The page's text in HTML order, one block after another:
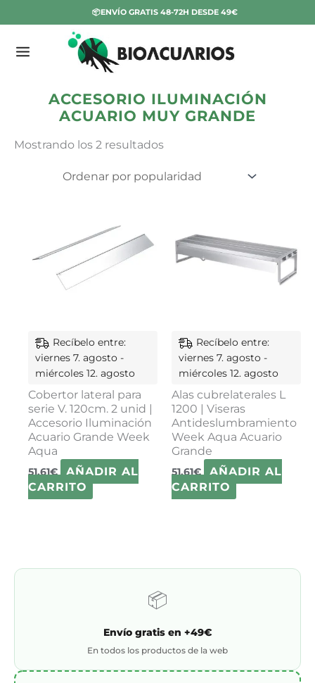
al
📦ENVÍO GRATIS 48-72H DESDE 49€
Inicio
/ Productos etiquetados “accesorio iluminación
acuario muy grande”
ACCESORIO ILUMINACIÓN
ACUARIO MUY GRANDE
Mostrando los 2 resultados
Ordenado
por
Recíbelo entre:
viernes 7. agosto -
miércoles 12. agosto
Cobertor lateral para
serie V. 120cm. 2 unid |
Accesorio Iluminación
Acuario Grande Week
Aqua
51,61€
AÑADIR AL
CARRITO
Recíbelo entre:
viernes 7. agosto -
miércoles 12. agosto
Alas cubrelaterales L
1200 | Viseras
Antideslumbramiento
Week Aqua Acuario
Grande
51,61€
AÑADIR AL
CARRITO
📦
Envío gratis en +49€
En todos los productos de la web
E
d